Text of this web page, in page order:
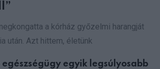
a kórház győzelmi harangját
után. Azt hittem, életünk
egészségügy egyik legsúlyosabb